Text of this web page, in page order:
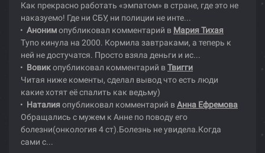
Как прекрасно работать «эмпатом» в стране, где это не
наказуемо! Где ни СБУ, ни полиции не инте...
Анонимопубликовал комментарий в Мария Тихая
Тупо кинула на 2000. Кормила завтраками, а теперь к
ней не достучатся. Просто взяла деньги и ис...
Вовикопубликовал комментарий в Твигги
Читая ниже коменты, сделал вывод что есть люди
какие хотят её спалить как ведьму)
Наталия опубликовал комментарий в Анна Ефремова
Обращались с мужем к Анне по поводу его
болезни(онкология 4 ст).Болезнь не увидела.Когда
сами с...